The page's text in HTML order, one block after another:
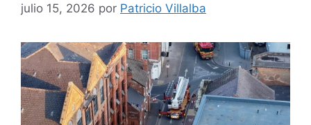
julio 15, 2026 por Patricio Villalba